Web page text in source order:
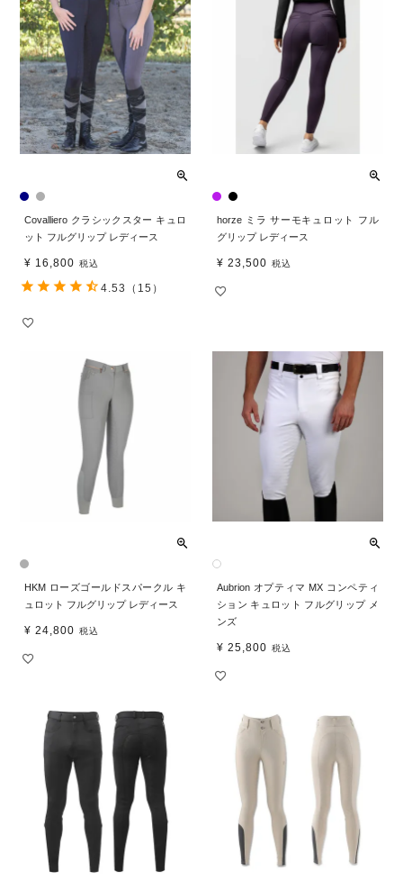
Covalliero クラシックスター キュロ
ット フルグリップ レディース
¥ 16,800 税込
4.53 （15）
horze ミラ サーモキュロット フル
グリップ レディース
¥ 23,500 税込
HKM ローズゴールドスパークル キ
ュロット フルグリップ レディース
¥ 24,800 税込
Aubrion オプティマ MX コンペティ
ション キュロット フルグリップ メ
ンズ
¥ 25,800 税込